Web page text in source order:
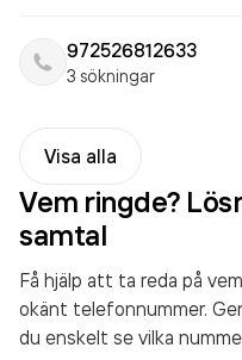
972526812633
3 sökningar
Visa alla
Vem ringde?
samtal
Få hjälp att ta reda på
okänt telefonnummer.
du enskelt se vilka